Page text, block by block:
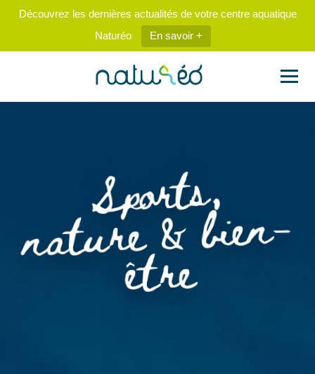
Découvrez les dernières actualités de votre centre aquatique
Naturéo
En savoir +
Sports,
nature
& bien-
être